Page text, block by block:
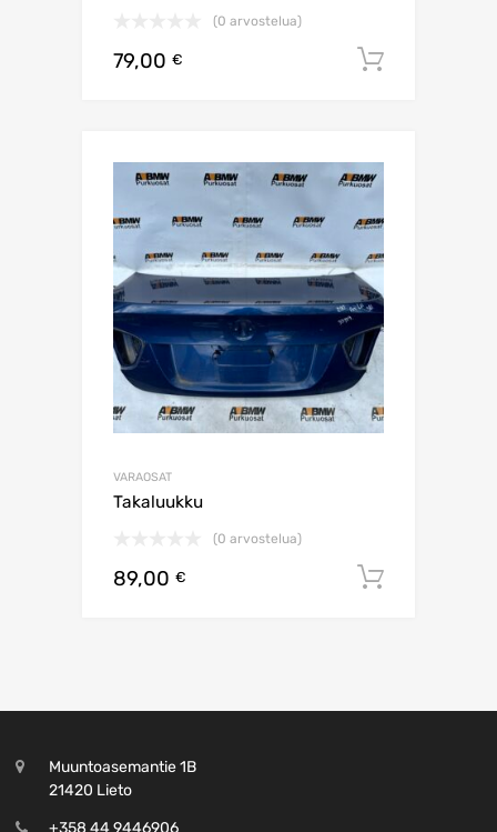
(0 arvostelua)
79,00 €
VARAOSAT
Takaluukku
(0 arvostelua)
89,00 €
Muuntoasemantie 1B
21420 Lieto
+358 44 9446906